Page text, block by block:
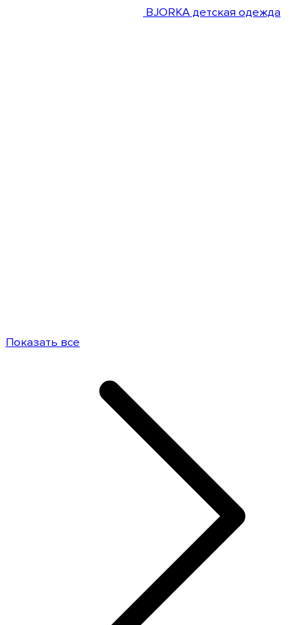
BJORKA детская одежда
Показать все